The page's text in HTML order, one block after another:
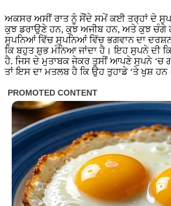
ਅਕਸਰ ਅਸੀਂ ਰਾਤ ਨੂੰ ਸੌਂਦੇ ਸਮੇਂ ਕਈ ਤਰ੍ਹਾਂ ਦੇ
ਕੁਝ ਡਰਾਉਣੇ ਹਨ, ਕੁਝ ਅਜੀਬ ਹਨ, ਅਤੇ ਕੁਝ ਚੰਗੇ
ਸੁਪਨਿਆਂ ਵਿੱਚ ਸੁਪਨਿਆਂ ਵਿੱਚ ਭਗਵਾਨ ਦਾ
ਕਿ ਬਹੁਤ ਸ਼ੁਭ ਮੰਨਿਆ ਜਾਂਦਾ ਹੈ। ਇਹ ਸੁਪਨੇ ਦੀ
ਹੈ. ਜਿਸ ਦੇ ਮੁਤਾਬਕ ਜੇਕਰ ਤੁਸੀਂ ਆਪਣੇ ਸੁਪਨੇ ‘ਚ
ਤਾਂ ਇਸ ਦਾ ਮਤਲਬ ਹੈ ਕਿ ਉਹ ਤੁਹਾਡੇ ‘ਤੇ ਖੁਸ਼ ਹਨ।